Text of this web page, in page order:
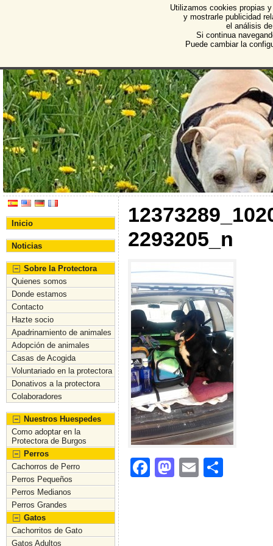
Protectora de Animales
Asociación Protectora de Animales y Plantas de
Inicio
Noticias
Sobre la Protectora
Quienes somos
Donde estamos
Contacto
Hazte socio
Apadrinamiento de animales
Adopción de animales
Casas de Acogida
Voluntariado en la protectora
Donativos a la protectora
Colaboradores
Nuestros Huespedes
Como adoptar en la
Protectora de Burgos
Perros
Cachorros de Perro
Perros Pequeños
Perros Medianos
Perros Grandes
Gatos
Cachorritos de Gato
Gatos Adultos
2293205_n
F
M
E
Utilizamos cookies propias
y mostrarle publicidad
el análisis
Si continua
Puede cambiar la